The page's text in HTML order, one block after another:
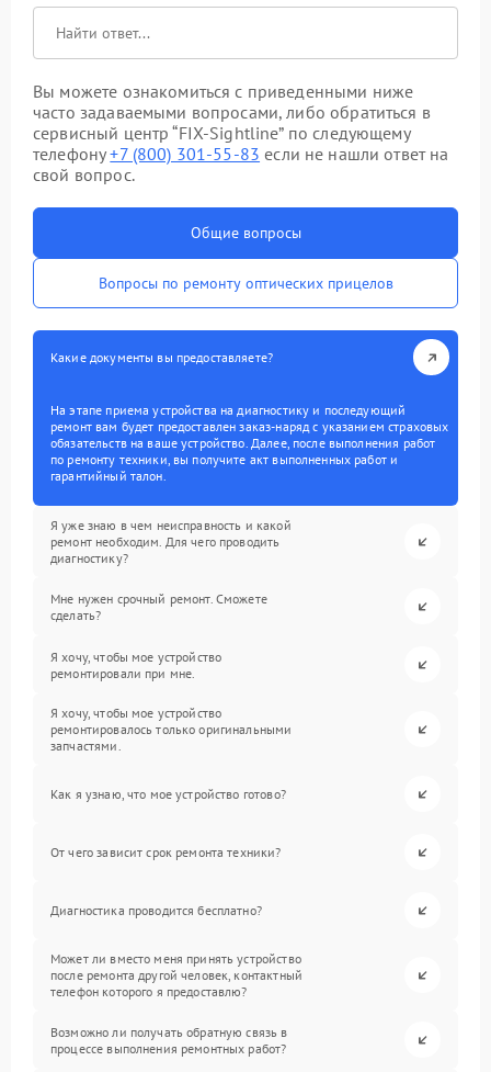
Вы можете ознакомиться с приведенными ниже
часто задаваемыми вопросами, либо обратиться в
сервисный центр “FIX-Sightline” по следующему
телефону+7 (800) 301-55-83 если не нашли ответ на
свой вопрос.
Общие вопросы
Вопросы по ремонту оптических прицелов
Какие документы вы предоставляете?
На этапе приема устройства на диагностику и последующий
ремонт вам будет предоставлен заказ-наряд с указанием страховых
обязательств на ваше устройство. Далее, после выполнения работ
по ремонту техники, вы получите акт выполненных работ и
гарантийный талон.
Я уже знаю в чем неисправность и какой
ремонт необходим. Для чего проводить
диагностику?
Мне нужен срочный ремонт. Сможете
сделать?
Я хочу, чтобы мое устройство
ремонтировали при мне.
Я хочу, чтобы мое устройство
ремонтировалось только оригинальными
запчастями.
Как я узнаю, что мое устройство готово?
От чего зависит срок ремонта техники?
Диагностика проводится бесплатно?
Может ли вместо меня принять устройство
после ремонта другой человек, контактный
телефон которого я предоставлю?
Возможно ли получать обратную связь в
процессе выполнения ремонтных работ?